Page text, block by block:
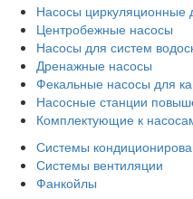
Насосы циркуляционные
Центробежные насосы
Насосы для систем
Дренажные насосы
Фекальные насосы для
Насосные станции
Комплектующие к
Системы
Системы вентиляции
Фанкойлы